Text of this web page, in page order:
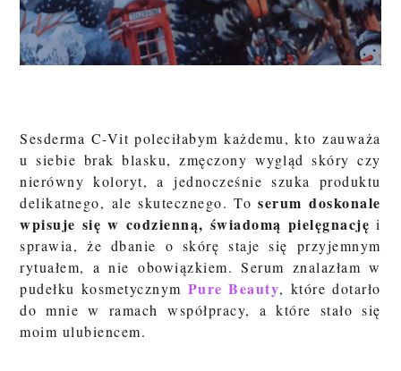
Sesderma C-Vit poleciłabym każdemu, kto zauważa
u siebie brak blasku, zmęczony wygląd skóry czy
nierówny koloryt, a jednocześnie szuka produktu
delikatnego, ale skutecznego. Toserum doskonale
wpisuje się w codzienną, świadomą pielęgnację i
sprawia, że dbanie o skórę staje się przyjemnym
rytuałem, a nie obowiązkiem. Serum znalazłam w
pudełku kosmetycznym Pure Beauty, które dotarło
do mnie w ramach współpracy, a które stało się
moim ulubiencem.